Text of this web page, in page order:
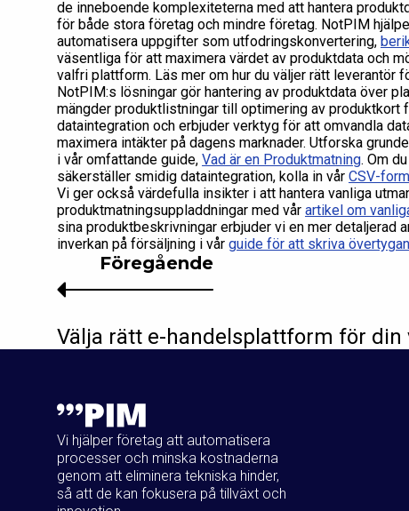
de inneboende komplexiteterna med att hantera
för både stora företag och mindre företag. NotPIM
automatisera uppgifter som utfodringskonvertering,
väsentliga för att maximera värdet av produktdata och
valfri plattform. Läs mer om hur du väljer rätt leverantör
NotPIM:s lösningar gör hantering av produktdata över
mängder produktlistningar till optimering av
dataintegration och erbjuder verktyg för att omvandla
maximera intäkter på dagens marknader. Utforska
i vår omfattande guide, Vad är en Produktmatning. Om
säkerställer smidig dataintegration, kolla in vår CSV-
Vi ger också värdefulla insikter i att hantera vanliga
produktmatningsuppladdningar med vår artikel om
sina produktbeskrivningar erbjuder vi en mer detaljerad
inverkan på försäljning i vår guide för att skriva
Föregående
Välja rätt e-handelsplattform för din
Vi hjälper företag att automatisera
processer och minska kostnaderna
genom att eliminera tekniska hinder,
så att de kan fokusera på tillväxt och